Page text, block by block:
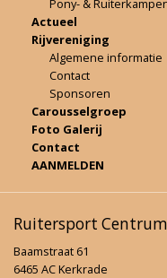
Actueel
Rijvereniging
Algemene informatie
Contact
Sponsoren
Carousselgroep
Foto Galerij
Contact
AANMELDEN
Ruitersport Centrum
Baamstraat 61
6465 AC Kerkrade